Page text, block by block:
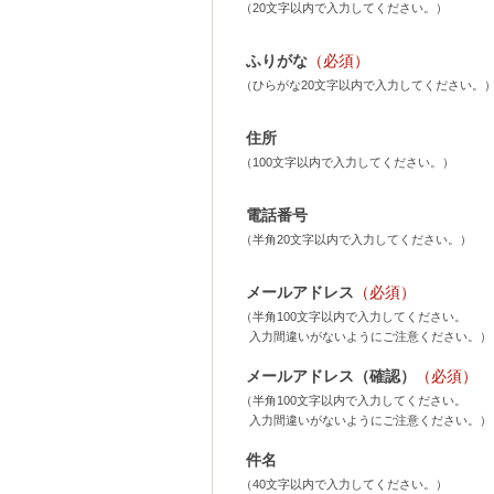
（20文字以内で入力してください。）
ふりがな （必須）
（ひらがな20文字以内で入力してください。
住所
（100文字以内で入力してください。）
電話番号
（半角20文字以内で入力してください。）
メールアドレス （必須）
（半角100文字以内で入力してください。
入力間違いがないようにご注意ください。）
メールアドレス（確認） （必須）
（半角100文字以内で入力してください。
入力間違いがないようにご注意ください。）
件名
（40文字以内で入力してください。）